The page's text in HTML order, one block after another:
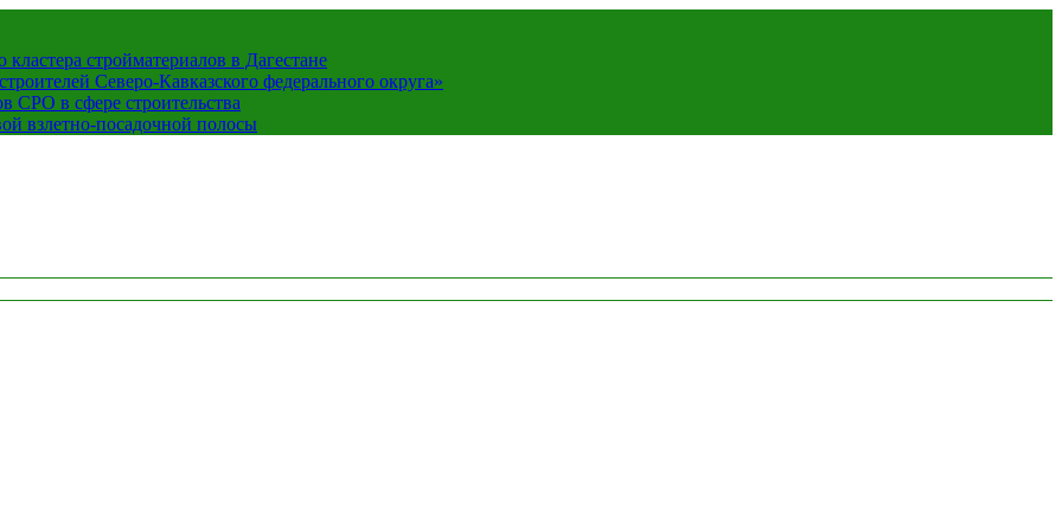
стройматериалов в Дагестане
Северо-Кавказского федерального округа»
СРО в сфере строительства
взлетно-посадочной полосы